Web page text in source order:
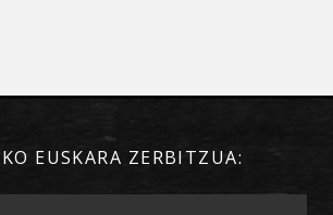
EUSKARA ZERBITZUA: